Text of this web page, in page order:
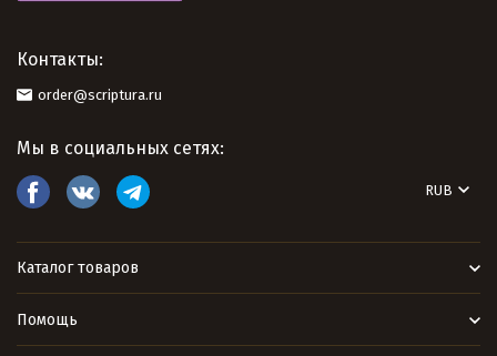
Контакты:
order@scriptura.ru
Мы в социальных сетях:
RUB
Каталог товаров
Помощь